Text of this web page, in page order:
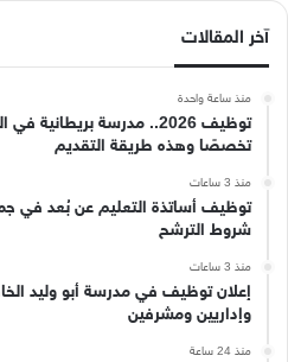
آخر المقالات
منذ ساعة واحدة
تخصصًا وهذه طريقة التقديم
منذ 3 ساعات
توظيف أساتذة التعليم عن بُعد في
شروط الترشح
منذ 3 ساعات
إعلان توظيف في مدرسة أبو وليد
وإداريين ومشرفين
منذ 24 ساعة